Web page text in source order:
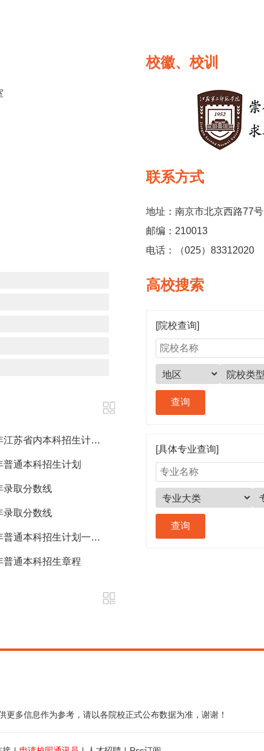
内本科招生计划正式公布
通本科招生计划
录取分数线
录取分数线
招生计划一览表（省外）
通本科招生章程
校徽、校训
联系方式
地址：南京市北京西路77号
邮编：210013
电话：（025）83312020
高校搜索
[院校查询]
[具体专业查询]
多信息作为参考，请以各院校正式公布数据为准，谢谢！